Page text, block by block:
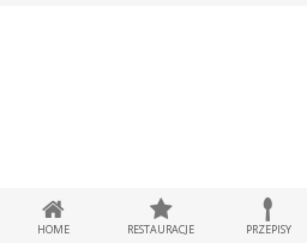
HOME RESTAURACJE PRZEPISY